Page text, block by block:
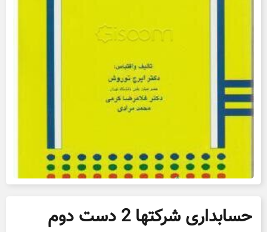
حسابداری شرکتها 2 دست دوم